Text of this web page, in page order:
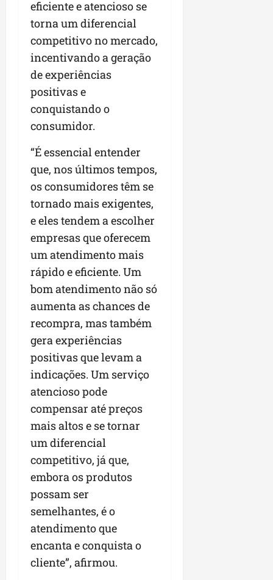
eficiente e atencioso se
torna um diferencial
competitivo no mercado,
incentivando a geração
de experiências
positivas e
conquistando o
consumidor.
“É essencial entender
que, nos últimos tempos,
os consumidores têm se
tornado mais exigentes,
e eles tendem a escolher
empresas que oferecem
um atendimento mais
rápido e eficiente. Um
bom atendimento não só
aumenta as chances de
recompra, mas também
gera experiências
positivas que levam a
indicações. Um serviço
atencioso pode
compensar até preços
mais altos e se tornar
um diferencial
competitivo, já que,
embora os produtos
possam ser
semelhantes, é o
atendimento que
encanta e conquista o
cliente”, afirmou.